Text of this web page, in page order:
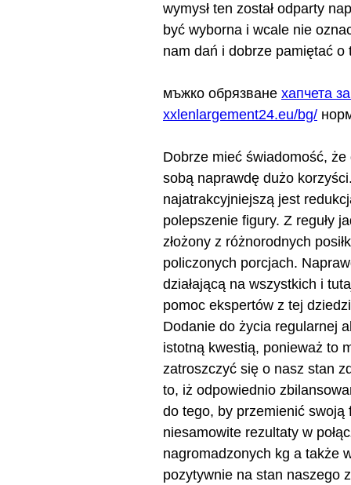
wymysł ten został odparty
być wyborna i wcale nie
nam dań i dobrze pamiętać
мъжко обрязване хапчета
xxlenlargement24.eu/bg/
Dobrze mieć świadomość,
sobą naprawdę dużo
najatrakcyjniejszą jest
polepszenie figury. Z reguły
złożony z różnorodnych
policzonych porcjach.
działającą na wszystkich i
pomoc ekspertów z tej
Dodanie do życia regularnej
istotną kwestią, ponieważ to
zatroszczyć się o nasz stan
to, iż odpowiednio
do tego, by przemienić
niesamowite rezultaty w
nagromadzonych kg a także
pozytywnie na stan naszego